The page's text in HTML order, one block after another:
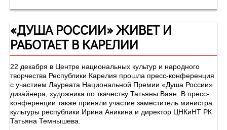
«ДУША РОССИИ» ЖИВЕТ И
РАБОТАЕТ В КАРЕЛИИ
22 декабря в Центре национальных культур и народного
творчества Республики Карелия прошла пресс-конференция
с участием Лауреата Национальной Премии «Душа России»
дизайнера, художника по ткачеству Татьяны Ваян. В пресс-
конференции также приняли участие заместитель министра
культуры республики Ирина Аникина и директор ЦНКиНТ РК
Татьяна Темнышева.